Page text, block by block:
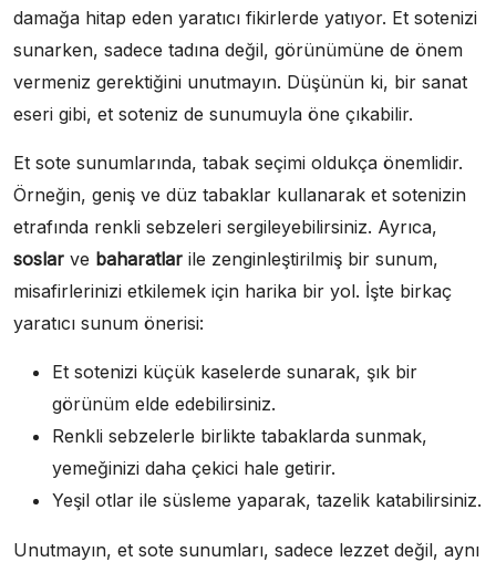
damağa hitap eden yaratıcı fikirlerde yatıyor. Et sotenizi
sunarken, sadece tadına değil, görünümüne de önem
vermeniz gerektiğini unutmayın. Düşünün ki, bir sanat
eseri gibi, et soteniz de sunumuyla öne çıkabilir.
Et sote sunumlarında, tabak seçimi oldukça önemlidir.
Örneğin, geniş ve düz tabaklar kullanarak et sotenizin
etrafında renkli sebzeleri sergileyebilirsiniz. Ayrıca,
soslar ve baharatlar ile zenginleştirilmiş bir sunum,
misafirlerinizi etkilemek için harika bir yol. İşte birkaç
yaratıcı sunum önerisi:
Et sotenizi küçük kaselerde sunarak, şık bir
görünüm elde edebilirsiniz.
Renkli sebzelerle birlikte tabaklarda sunmak,
yemeğinizi daha çekici hale getirir.
Yeşil otlar ile süsleme yaparak, tazelik katabilirsiniz.
Unutmayın, et sote sunumları, sadece lezzet değil, aynı